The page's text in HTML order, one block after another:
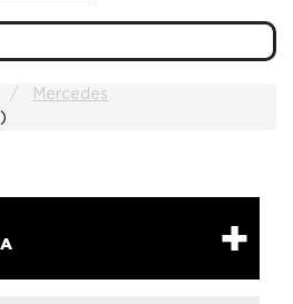
Mercedes